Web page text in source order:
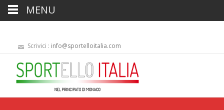
Scrivici : info@sportelloitalia.com
MENU